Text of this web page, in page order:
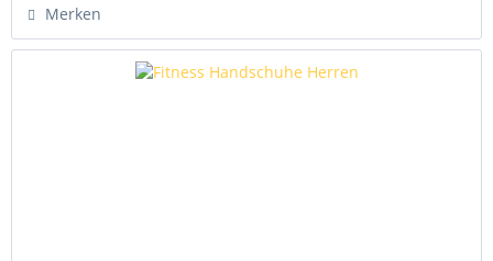
Merken